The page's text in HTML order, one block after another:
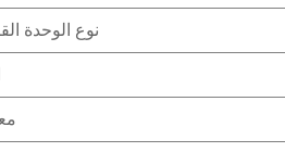
نوع الوحدة